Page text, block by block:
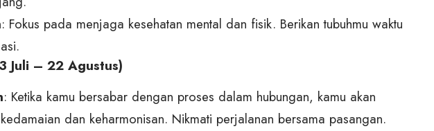
: Fokus pada menjaga kesehatan mental dan fisik. Berikan tubuhmu waktu
Juli – 22 Agustus)
: Ketika kamu bersabar dengan proses dalam hubungan, kamu akan
dan keharmonisan. Nikmati perjalanan bersama pasangan.